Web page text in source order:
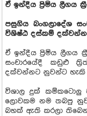
ඒ ඉන්දීය ප්‍රිමිය ලීගය
පසුගිය බංගලාදේශ
විශිෂ්ඨ දස්කම්
ඒ ඉන්දීය ප්‍රිමිය ලීගය
සංචාරයේදී කඩුළු
දක්වන්නට නුවන්ට හැකි
විශාල දුක් කම්කටොලු
ලොවකම නම තබපු
බහක් ඇති කරලා